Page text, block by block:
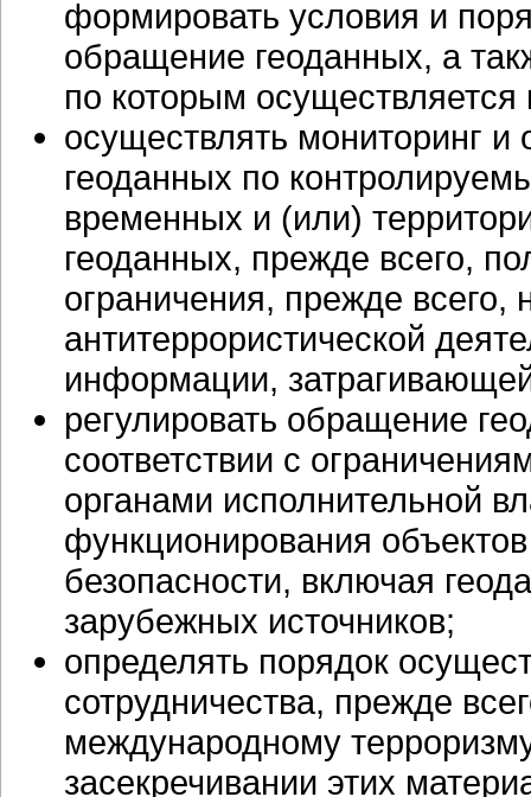
формировать условия и
обращение геоданных, а
по которым осуществляется
осуществлять мониторинг
геоданных по
временных и (или)
геоданных, прежде всего,
ограничения, прежде
антитеррористической
информации,
регулировать обращение
соответствии с
органами исполнительной
функционирования
безопасности, включая
зарубежных источников;
определять порядок
сотрудничества, прежде
международному
засекречивании этих